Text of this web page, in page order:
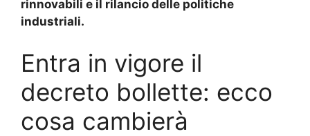
rinnovabili e il rilancio delle politiche
industriali.
Entra in vigore il
decreto bollette: ecco
cosa cambierà